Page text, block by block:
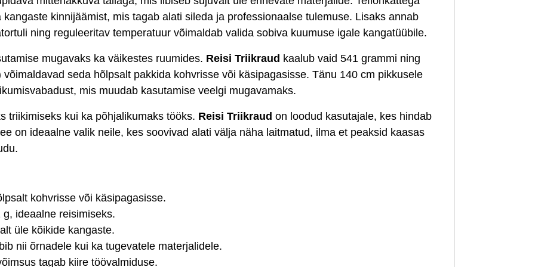
kinnijäämist, mis tagab alati sileda ja professionaalse tulemuse. Lisaks annab
ning reguleeritav temperatuur võimaldab valida sobiva kuumuse igale kangatüübile.
mugavaks ka väikestes ruumides. Reisi Triikraud kaalub vaid 541 grammi ning
seda hõlpsalt pakkida kohvrisse või käsipagasisse. Tänu 140 cm pikkusele
mis muudab kasutamise veelgi mugavamaks.
triikimiseks kui ka põhjalikumaks tööks. Reisi Triikraud on loodud kasutajale, kes hindab
on ideaalne valik neile, kes soovivad alati välja näha laitmatud, ilma et peaksid kaasas
kohvrisse või käsipagasisse.
ideaalne reisimiseks.
üle kõikide kangaste.
nii õrnadele kui ka tugevatele materjalidele.
tagab kiire töövalmiduse.